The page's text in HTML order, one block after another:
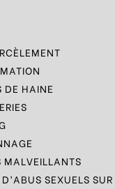
DE HAINE
MALVEILLANTS
SEXUELS